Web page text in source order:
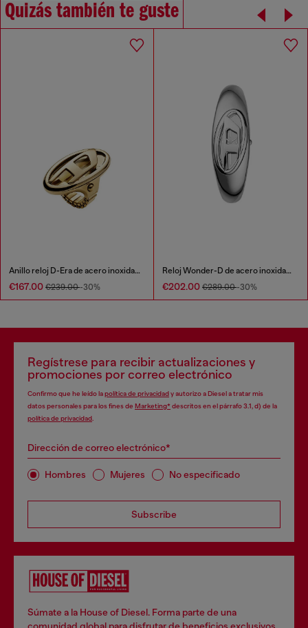
Quizás también te guste
Anillo reloj D-Era de acero inoxidable en tono dorado
€167.00 €239.00-30%
Reloj Wonder-D de acero inoxidable con movimiento de dos agujas
€202.00 €289.00-30%
Regístrese para recibir actualizaciones y
promociones por correo electrónico
Confirmo que he leído lapolítica de privacidady autorizo a Diesel a tratar mis
datos personales para los fines de Marketing*descritos en el párrafo 3.1, d) de la
política de privacidad
Dirección de correo electrónico*
Hombres Mujeres No especificado
Subscribe
Súmate a la House of Diesel. Forma parte de una
comunidad global para disfrutar de beneficios exclusivos.